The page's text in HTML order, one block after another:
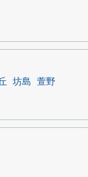
坊島
萱野